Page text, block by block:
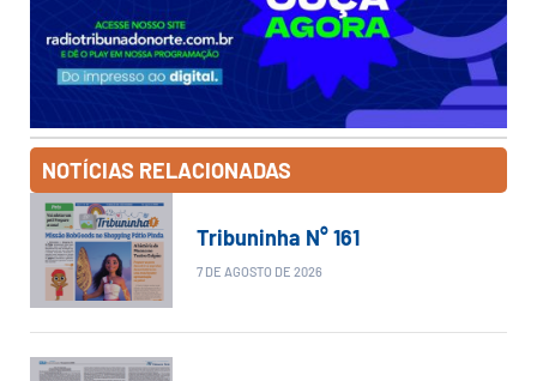
NOTÍCIAS RELACIONADAS
Tribuninha N° 161
7 DE AGOSTO DE 2026